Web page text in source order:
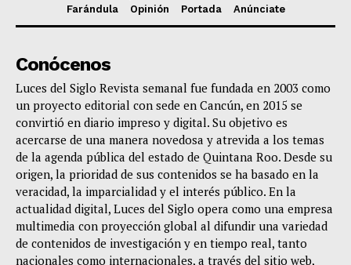
Farándula
Opinión Portada Anúnciate
Conócenos
Luces del Siglo Revista semanal fue fundada en 2003 como
un proyecto editorial con sede en Cancún, en 2015 se
convirtió en diario impreso y digital. Su objetivo es
acercarse de una manera novedosa y atrevida a los temas
de la agenda pública del estado de Quintana Roo. Desde su
origen, la prioridad de sus contenidos se ha basado en la
veracidad, la imparcialidad y el interés público. En la
actualidad digital, Luces del Siglo opera como una empresa
multimedia con proyección global al difundir una variedad
de contenidos de investigación y en tiempo real, tanto
nacionales como internacionales, a través del sitio web,